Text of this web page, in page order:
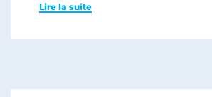
Lire la suite